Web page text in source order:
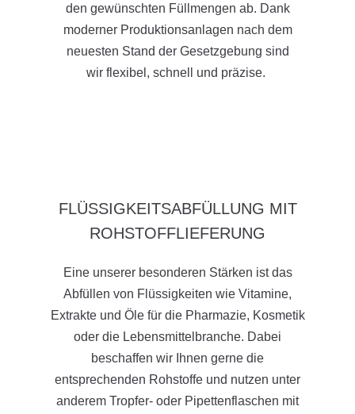
den gewünschten Füllmengen ab. Dank
moderner Produktionsanlagen nach dem
neuesten Stand der Gesetzgebung sind
wir flexibel, schnell und präzise.
FLÜSSIGKEITSABFÜLLUNG MIT
ROHSTOFFLIEFERUNG
Eine unserer besonderen Stärken ist das
Abfüllen von Flüssigkeiten wie Vitamine,
Extrakte und Öle für die Pharmazie, Kosmetik
oder die Lebensmittelbranche. Dabei
beschaffen wir Ihnen gerne die
entsprechenden Rohstoffe und nutzen unter
anderem Tropfer- oder Pipettenflaschen mit